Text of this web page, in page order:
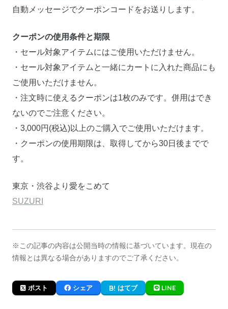
自動メッセージでクーポンコードをお送りします。
クーポンの使用条件と期限
・セール対象アイテムにはご使用いただけません。
・セール対象アイテムと一緒にカートに入れた商品にも
ご使用いただけません。
・注文時に使えるクーポンは1枚のみです。併用はでき
ないのでご注意ください。
・3,000円(税込)以上のご購入でご使用いただけます。
・クーポンの使用期限は、取得してから30日後までで
す。
東京・渋谷より愛をこめて
SUZURI
※この記事の内容は公開当時の情報に基づいています。現在の
情報とは異なる場合がありますのでご了承ください。
ポスト シェア はてブ LINE